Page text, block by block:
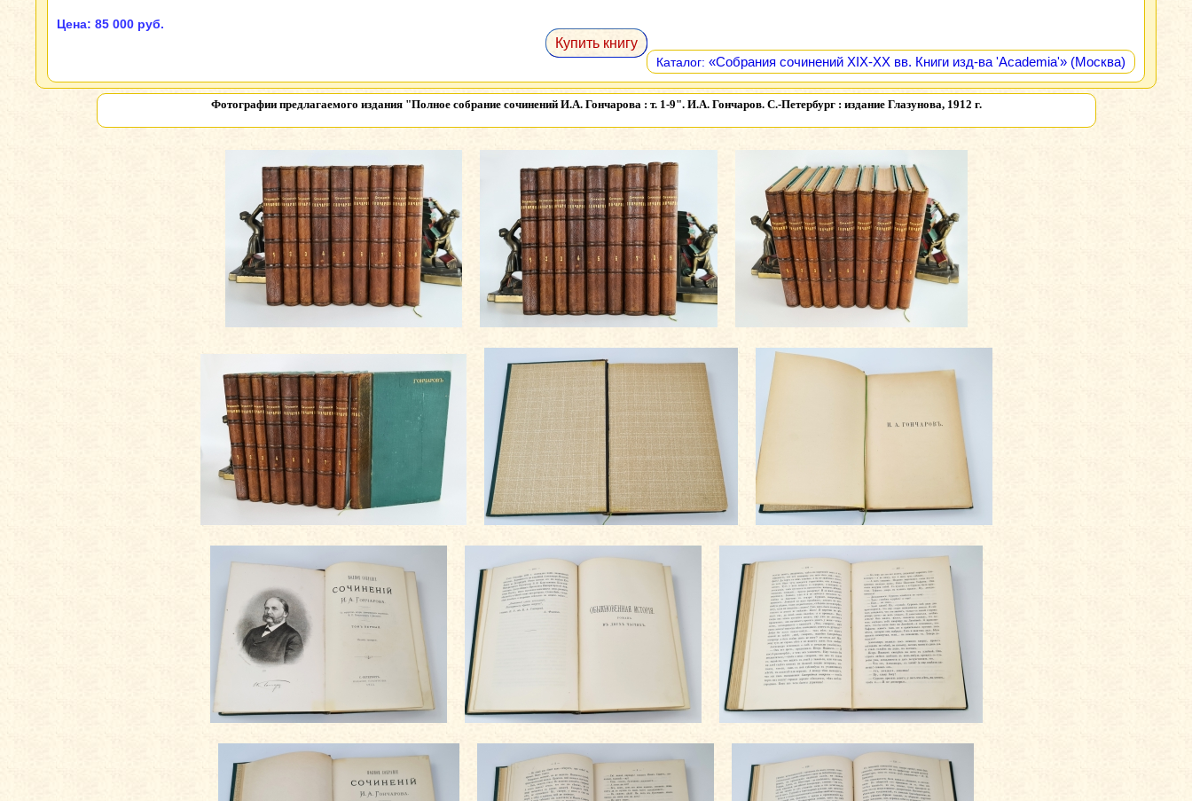
Цена: 85 000 руб.
Купить книгу
Каталог: «Собрания сочинений XIX-XX вв. Книги изд-ва 'Academia'» (Москва)
Фотографии предлагаемого издания "Полное собрание сочинений И.А. Гончарова : т. 1-9". И.А. Гончаров. С.-Петербург : издание Глазунова, 1912 г.